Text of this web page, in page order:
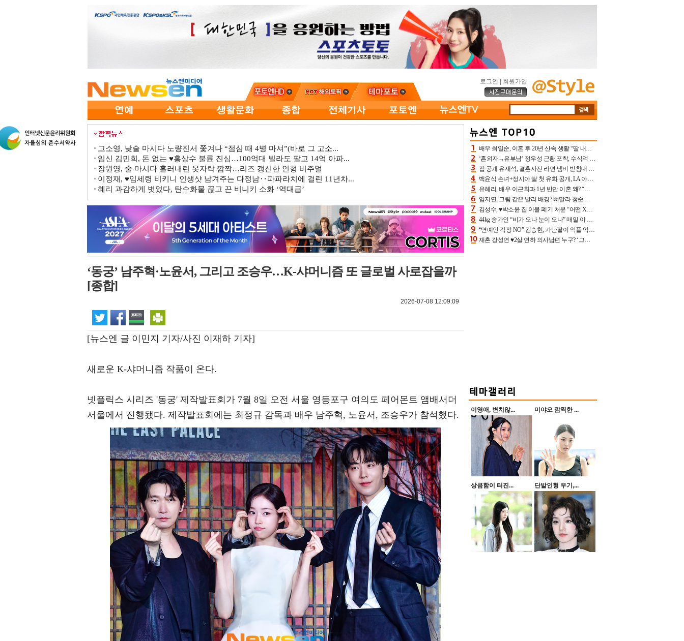
로그인 회원가입
고소영, 낮술 마시다 노량진서 쫓겨나 “점심 때 4병 마셔”(바로 그 고소...
임신 김민희, 돈 없는 ♥홍상수 불륜 진심…100억대 빌라도 팔고 14억 아파...
장원영, 술 마시다 흘러내린 옷자락 깜짝…리즈 갱신한 인형 비주얼
이정재, ♥임세령 비키니 인생샷 남겨주는 다정남‥파파라치에 걸린 11년차...
혜리 과감하게 벗었다, 탄수화물 끊고 끈 비니키 소화 ‘역대급’
‘동궁’ 남주혁·노윤서, 그리고 조승우…K-샤머니즘 또 글로벌 사로잡을까
[종합]
2026-07-08 12:09:09
[뉴스엔 글 이민지 기자/사진 이재하 기자]
새로운 K-샤머니즘 작품이 온다.
넷플릭스 시리즈 '동궁' 제작발표회가 7월 8일 오전 서울 영등포구 여의도 페어몬트 앰배서더
서울에서 진행됐다. 제작발표회에는 최정규 감독과 배우 남주혁, 노윤서, 조승우가 참석했다.
배우 최일순, 이혼 후 20년 산속 생활 “딸 내가 버렸다고 원망‥맘 아파”(특종)[어제TV]
‘혼외자→유부남’ 정우성 근황 포착, 수식억 해킹 피해 후배 만났다 “존경하는”
집 공개 유재석, 결혼사진 라면 냄비 받침대 되고 분노‥가족사진도 피해(놀뭐)[어제TV]
백윤식 손녀+정시아 딸 첫 유화 공개, LA 아트쇼→서울국제조각페스타 작가다운 수준급 실력
유혜리, 배우 이근희과 1년 반만 이혼 왜? “식칼 꽂고 의자 던져” 충격 폭로(특종)[어제TV]
임지연, 그림 같은 발리 배경? 뼈말라 청순 비키니 핏에 상대 안 되네
김성수, ♥박소윤 집 이불 폐기 처분 “어떤 X이랑 썼을지 몰라” 질투(신랑수업2)[어제TV]
44kg 송가인 “비가 오나 눈이 오나” 매일 이 운동, 허벅지 근육량 상승+체지방 감소
“연예인 걱정 NO” 김승현, 가난팔이 악플 억울할만‥아내+딸과 日 여행
재혼 강성연 ♥2살 연하 의사남편 누구? ‘그알’ 자문의에 훈남 비주얼 초엘리트 스펙 [종합]
이영애, 변치않... 미야오 깜찍한 ...
상큼함이 터진... 단발인형 우기,...